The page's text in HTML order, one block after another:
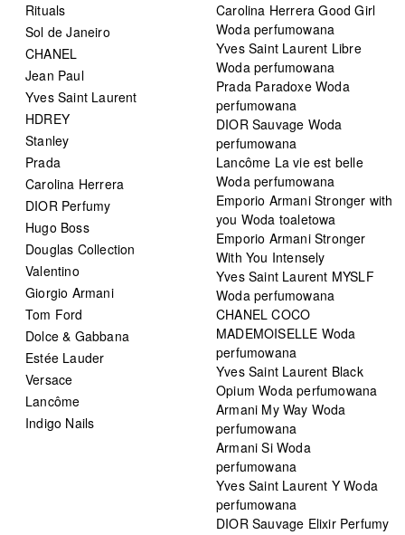
Rituals
Sol de Janeiro
CHANEL
Jean Paul
Yves Saint Laurent
HDREY
Stanley
Prada
Carolina Herrera
DIOR Perfumy
Hugo Boss
Douglas Collection
Valentino
Giorgio Armani
Tom Ford
Dolce & Gabbana
Estée Lauder
Versace
Lancôme
Indigo Nails
Carolina Herrera Good Girl
Woda perfumowana
Yves Saint Laurent Libre
Woda perfumowana
Prada Paradoxe Woda
perfumowana
DIOR Sauvage Woda
perfumowana
Lancôme La vie est belle
Woda perfumowana
Emporio Armani Stronger with
you Woda toaletowa
Emporio Armani Stronger
With You Intensely
Yves Saint Laurent MYSLF
Woda perfumowana
CHANEL COCO
MADEMOISELLE Woda
perfumowana
Yves Saint Laurent Black
Opium Woda perfumowana
Armani My Way Woda
perfumowana
Armani Si Woda
perfumowana
Yves Saint Laurent Y Woda
perfumowana
DIOR Sauvage Elixir Perfumy